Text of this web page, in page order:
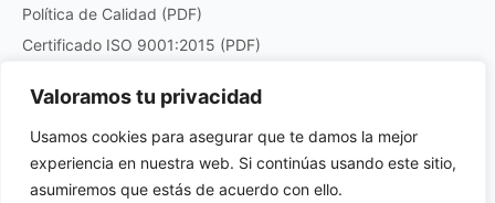
Valoramos tu privacidad
Usamos cookies para asegurar que te damos la mejor
experiencia en nuestra web. Si continúas usando este sitio,
asumiremos que estás de acuerdo con ello.
Política de Calidad (PDF)
Certificado ISO 9001:2015 (PDF)
Certificado DOCUPLUS S&I (PDF)
Purchase order quality clauses for aviation and
aerospace products suppliers (PDF)